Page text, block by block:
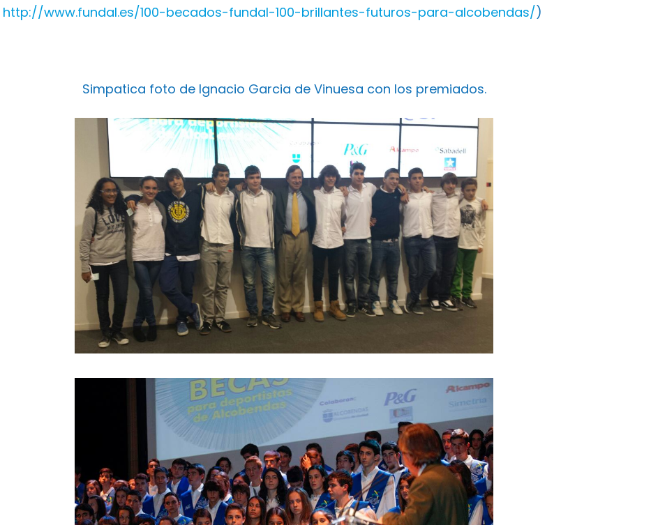
http://www.fundal.es/100-becados-fundal-100-brillantes-futuros-para-alcobendas/)
Simpatica foto de Ignacio Garcia de Vinuesa con los premiados.